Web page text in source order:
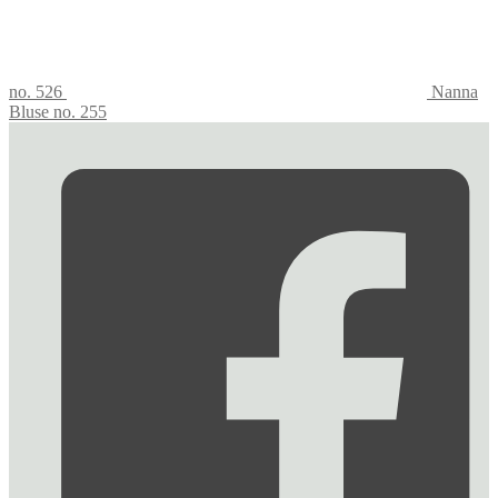
no. 526
Nanna
Bluse no. 255